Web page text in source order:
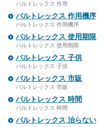
バルトレックス 作用
バルトレックス 作用機序
バルトレックス 作用機序
バルトレックス 使用期限
バルトレックス 使用期限
バルトレックス 子供
バルトレックス 子供
バルトレックス 市販
バルトレックス 市販
バルトレックス 時間
バルトレックス 時間
バルトレックス 治らない